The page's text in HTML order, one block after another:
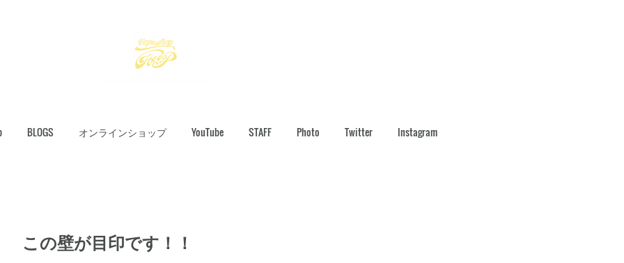
BLOGS オンラインショップ YouTube STAFF Photo Twitter Instagram
この壁が目印です！！